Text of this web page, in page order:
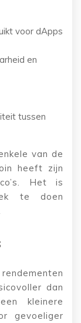
voor dApps
en
tussen
van de
heeft zijn
Het is
te doen
dan
kleinere
gevoeliger